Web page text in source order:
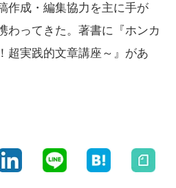
作成・編集協力を主に手が
わってきた。著書に『ホンカ
超実践的文章講座～』があ